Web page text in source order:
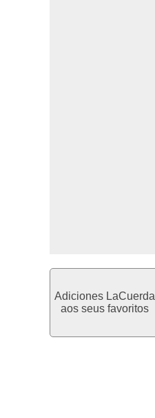
Adiciones LaCuerda
aos seus favoritos